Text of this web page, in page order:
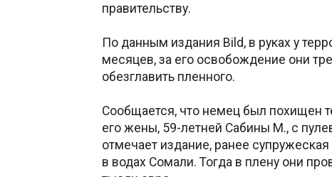
правительству.
По данным издания Bild, в руках у
месяцев, за его освобождение они
обезглавить пленного.
Сообщается, что немец был похищен
его жены, 59-летней Сабины М., с
отмечает издание, ранее
в водах Сомали. Тогда в плену они